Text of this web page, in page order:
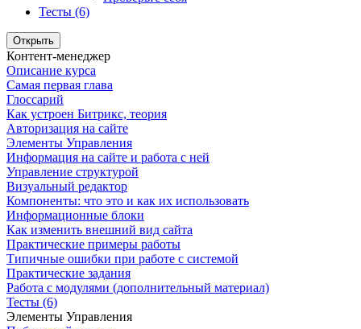
Тесты (6)
Открыть
Контент-менеджер
Описание курса
Самая первая глава
Глоссарий
Как устроен Битрикс, теория
Авторизация на сайте
Элементы Управления
Информация на сайте и работа с ней
Управление структурой
Визуальный редактор
Компоненты: что это и как их использовать
Информационные блоки
Как изменить внешний вид сайта
Практические примеры работы
Типичные ошибки при работе с системой
Практические задания
Работа с модулями (дополнительный материал)
Тесты (6)
Элементы Управления